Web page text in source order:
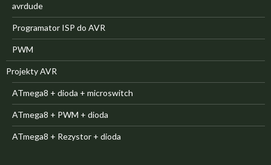
avrdude
Programator ISP do AVR
PWM
Projekty AVR
ATmega8 + dioda + microswitch
ATmega8 + PWM + dioda
ATmega8 + Rezystor + dioda